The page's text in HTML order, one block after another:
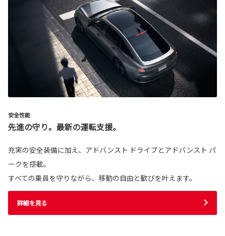
安全性能
先進の守り。最新の運転支援。
充実の安全装備に加え、アドバンスト ドライブとアドバンスト パ
ークを搭載。
すべての乗員を守りながら、移動の自由と歓びを叶えます。
詳細を見る